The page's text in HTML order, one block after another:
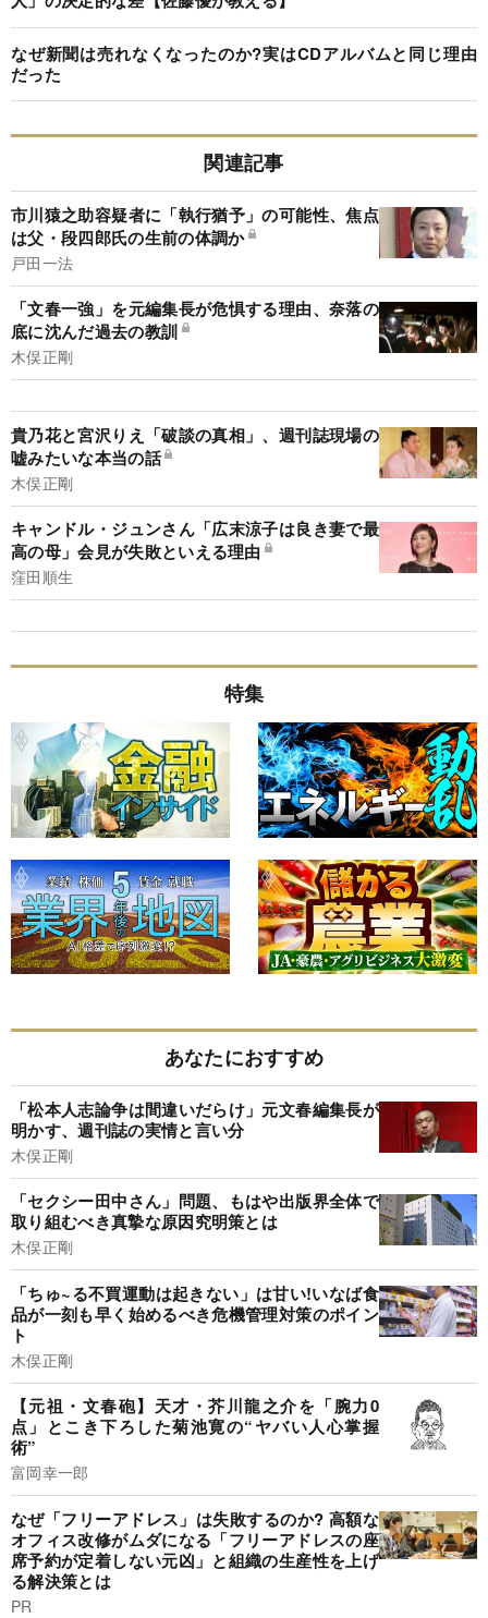
なぜ新聞は売れなくなったのか?実はCDアルバムと同じ理由
だった
関連記事
市川猿之助容疑者に「執行猶予」の可能性、焦点
は父・段四郎氏の生前の体調か
戸田一法
「文春一強」を元編集長が危惧する理由、奈落の
底に沈んだ過去の教訓
木俣正剛
貴乃花と宮沢りえ「破談の真相」、週刊誌現場の
嘘みたいな本当の話
木俣正剛
キャンドル・ジュンさん「広末涼子は良き妻で最
高の母」会見が失敗といえる理由
窪田順生
特集
あなたにおすすめ
「松本人志論争は間違いだらけ」元文春編集長が
明かす、週刊誌の実情と言い分
木俣正剛
「セクシー田中さん」問題、もはや出版界全体で
取り組むべき真摯な原因究明策とは
木俣正剛
「ちゅ~る不買運動は起きない」は甘い!いなば食
品が一刻も早く始めるべき危機管理対策のポイン
ト
木俣正剛
【元祖・文春砲】天才・芥川龍之介を「腕力0
点」とこき下ろした菊池寛の“ヤバい人心掌握
術”
富岡幸一郎
なぜ「フリーアドレス」は失敗するのか? 高額な
オフィス改修がムダになる「フリーアドレスの座
席予約が定着しない元凶」と組織の生産性を上げ
る解決策とは
PR